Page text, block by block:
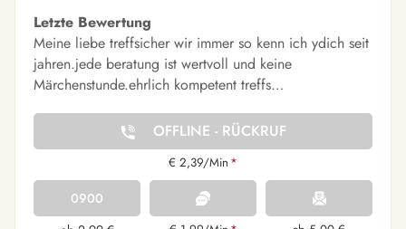
Letzte Bewertung
Meine liebe treffsicher wir immer so kenn ich ydich seit
jahren.jede beratung ist wertvoll und keine
Märchenstunde.ehrlich kompetent treffs…
OFFLINE - RÜCKRUF
€ 2,39/Min *
0900